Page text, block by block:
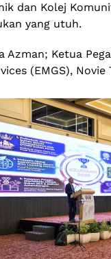
dan Kolej
yang utuh.
Ketua
(EMGS), Novie